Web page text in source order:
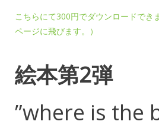
こちらにて300円でダウンロードでき
ページに飛びます。）
絵本第2弾
”where is the